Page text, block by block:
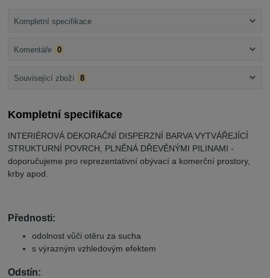
Kompletní specifikace
Komentáře 0
Související zboží 8
Kompletní specifikace
INTERIÉROVÁ DEKORAČNÍ DISPERZNÍ BARVA VYTVÁŘEJÍCÍ
STRUKTURNÍ POVRCH, PLNĚNÁ DŘEVĚNÝMI PILINAMI -
doporučujeme pro reprezentativní obývací a komerční prostory,
krby apod.
Přednosti:
odolnost vůči otěru za sucha
s výrazným vzhledovým efektem
Odstín: